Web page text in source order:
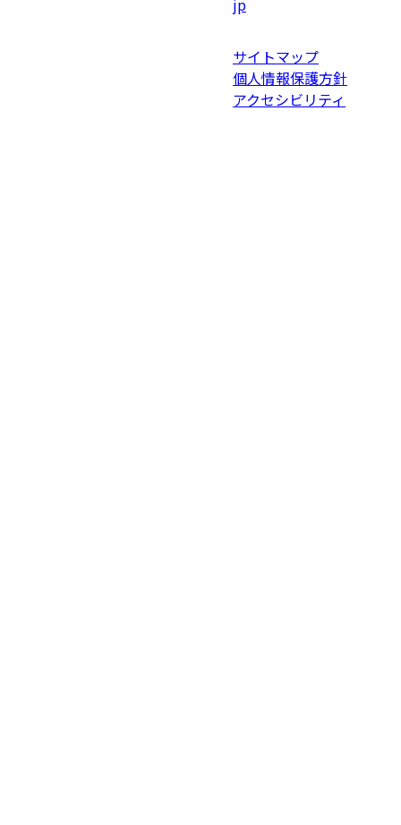
jp
サイトマップ
個人情報保護方針
アクセシビリティ